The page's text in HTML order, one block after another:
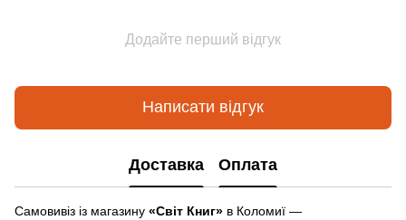
Додайте перший відгук
Написати відгук
Доставка Оплата
Самовивіз із магазину «Світ Книг» в Коломиї —